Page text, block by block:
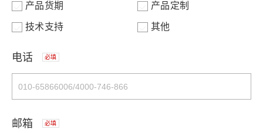
产品货期 产品定制
技术支持 其他
电话 必填
邮箱 必填